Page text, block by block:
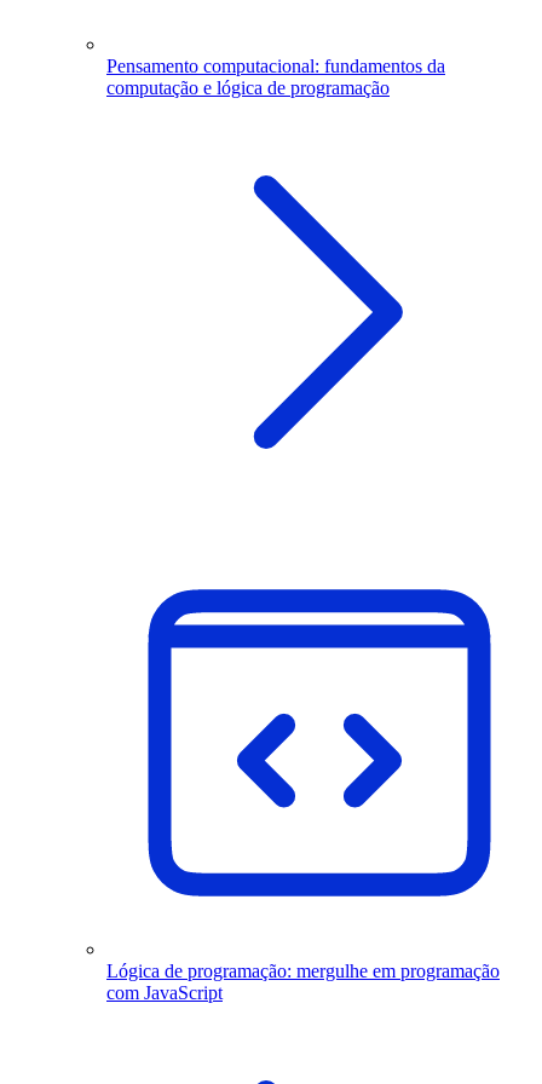
Pensamento computacional: fundamentos da
computação e lógica de programação
Lógica de programação: mergulhe em programação
com JavaScript